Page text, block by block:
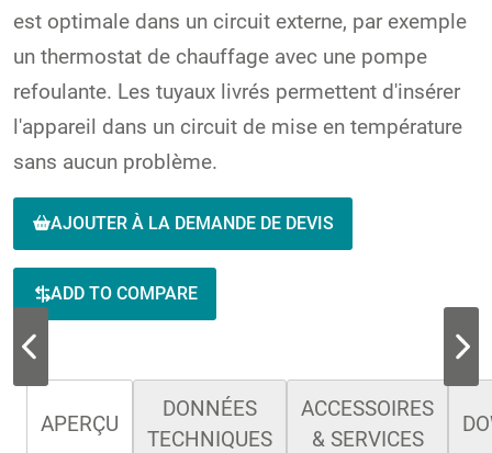
est optimale dans un circuit externe, par exemple
un thermostat de chauffage avec une pompe
refoulante. Les tuyaux livrés permettent d'insérer
l'appareil dans un circuit de mise en température
sans aucun problème.
AJOUTER À LA DEMANDE DE DEVIS
ADD TO COMPARE
APERÇU
DONNÉES
TECHNIQUES
ACCESSOIRES
& SERVICES